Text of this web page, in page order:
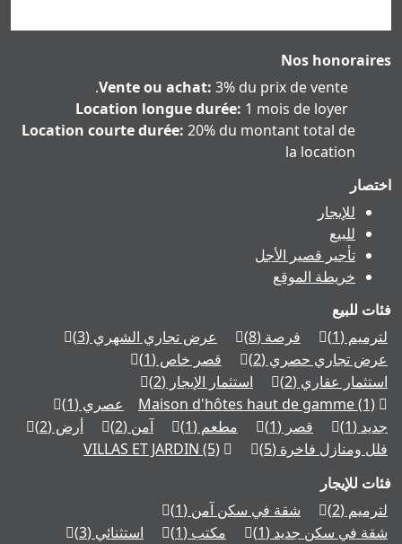
Nos honoraires
Vente ou achat: 3% du prix de vente.
Location longue durée: 1 mois de loyer
Location courte durée: 20% du montant total de
la location
اختصار
للإيجار
للبيع
تأجير قصير الأجل
خريطة الموقع
فئات للبيع
لترميم (1) فرصة (8) عرض تجاري الشهري (3)
عرض تجاري حصري (2) قصر خاص (1)
استثمار عقاري (2) استثمار الإيجار (2)
Maison d'hôtes haut de gamme(1) عصري (1)
جديد (1) قصر (1) مطعم (1) آمن (2) أرض (2)
فلل ومنازل فاخرة (5)
VILLAS ET JARDIN (5)
فئات للإيجار
لترميم (2) شقة في سكن آمن (1)
شقة في سكن جديد (1) مكتب (1) استثنائي (3)